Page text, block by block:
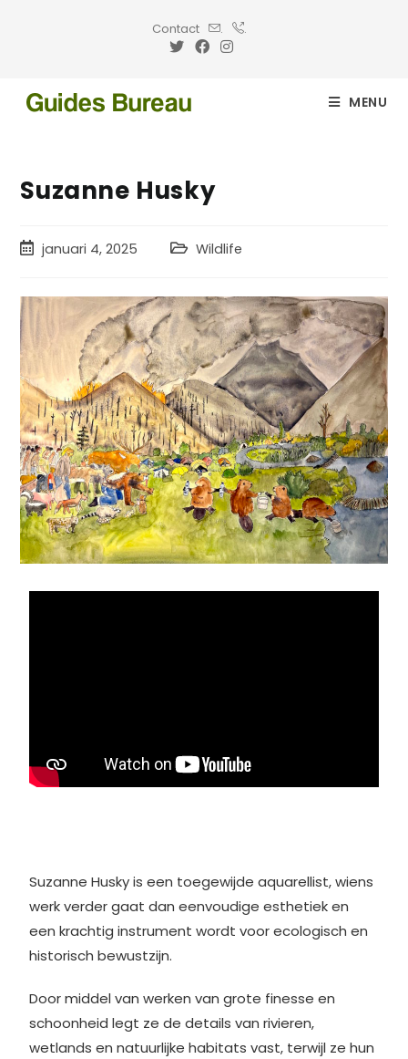
Contact . .
MENU
Suzanne Husky
januari 4, 2025 Wildlife
Suzanne Husky is een toegewijde aquarellist, wiens
werk verder gaat dan eenvoudige esthetiek en
een krachtig instrument wordt voor ecologisch en
historisch bewustzijn.
Door middel van werken van grote finesse en
schoonheid legt ze de details van rivieren,
wetlands en natuurlijke habitats vast, terwijl ze hun